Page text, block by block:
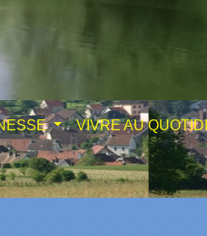
VIVRE AU